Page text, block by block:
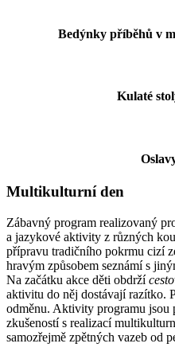
Bedýnky příběhů v
Kulaté
Multikulturní den
Zábavný program realizovaný
a jazykové aktivity z různých
přípravu tradičního pokrmu cizí
hravým způsobem seznámí s
Na začátku akce děti obdrží
aktivitu do něj dostávají razítko.
odměnu. Aktivity programu jsou
zkušeností s realizací
samozřejmě zpětných vazeb od